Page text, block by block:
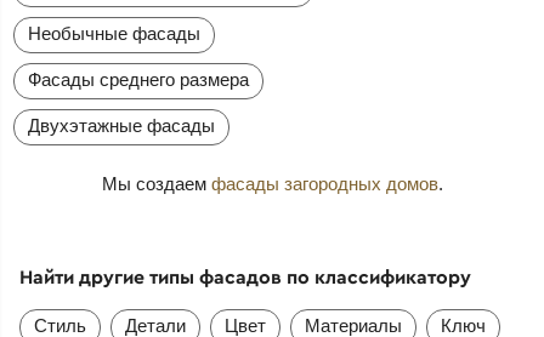
Необычные фасады
Фасады среднего размера
Двухэтажные фасады
Мы создаем фасады загородных домов.
Найти другие типы фасадов по классификатору
Стиль Детали Цвет Материалы Ключ